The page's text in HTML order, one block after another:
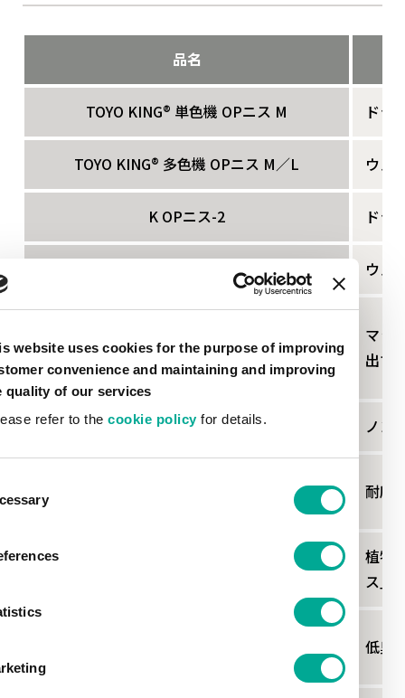
website uses cookies for the purpose of improving
convenience and maintaining and improving
quality of our services
refer to thecookie policyfor details.
品名
TOYO KING® 単色機 OPニス M ドラ
TOYO KING® 多色機 OPニス M／L ウェ
K OPニス-2 ドラ
多色機 グロス OPニス ウェ
TOYO KING®マット OPニス M／L
マッ
出て
TOYO KING®ノンスリップ OPニス M ノン
耐摩擦 OPニス M／L 耐摩
超耐摩擦 V OPニス M
植物
ス」
低臭